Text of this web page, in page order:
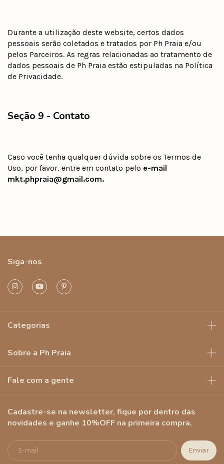
Durante a utilização deste website, certos dados
pessoais serão coletados e tratados por Ph Praia e/ou
pelos Parceiros. As regras relacionadas ao tratamento de
dados pessoais de Ph Praia estão estipuladas na Política
de Privacidade.
Seção 9 - Contato
Caso você tenha qualquer dúvida sobre os Termos de
Uso, por favor, entre em contato pelo e-mail
mkt.phpraia@gmail.com.
Siga-nos
Categorias
Sobre a Ph Praia
Fale com a gente
Cadastre-se na newsletter, fique por dentro das
novidades e ganhe 10%OFF na primeira compra.